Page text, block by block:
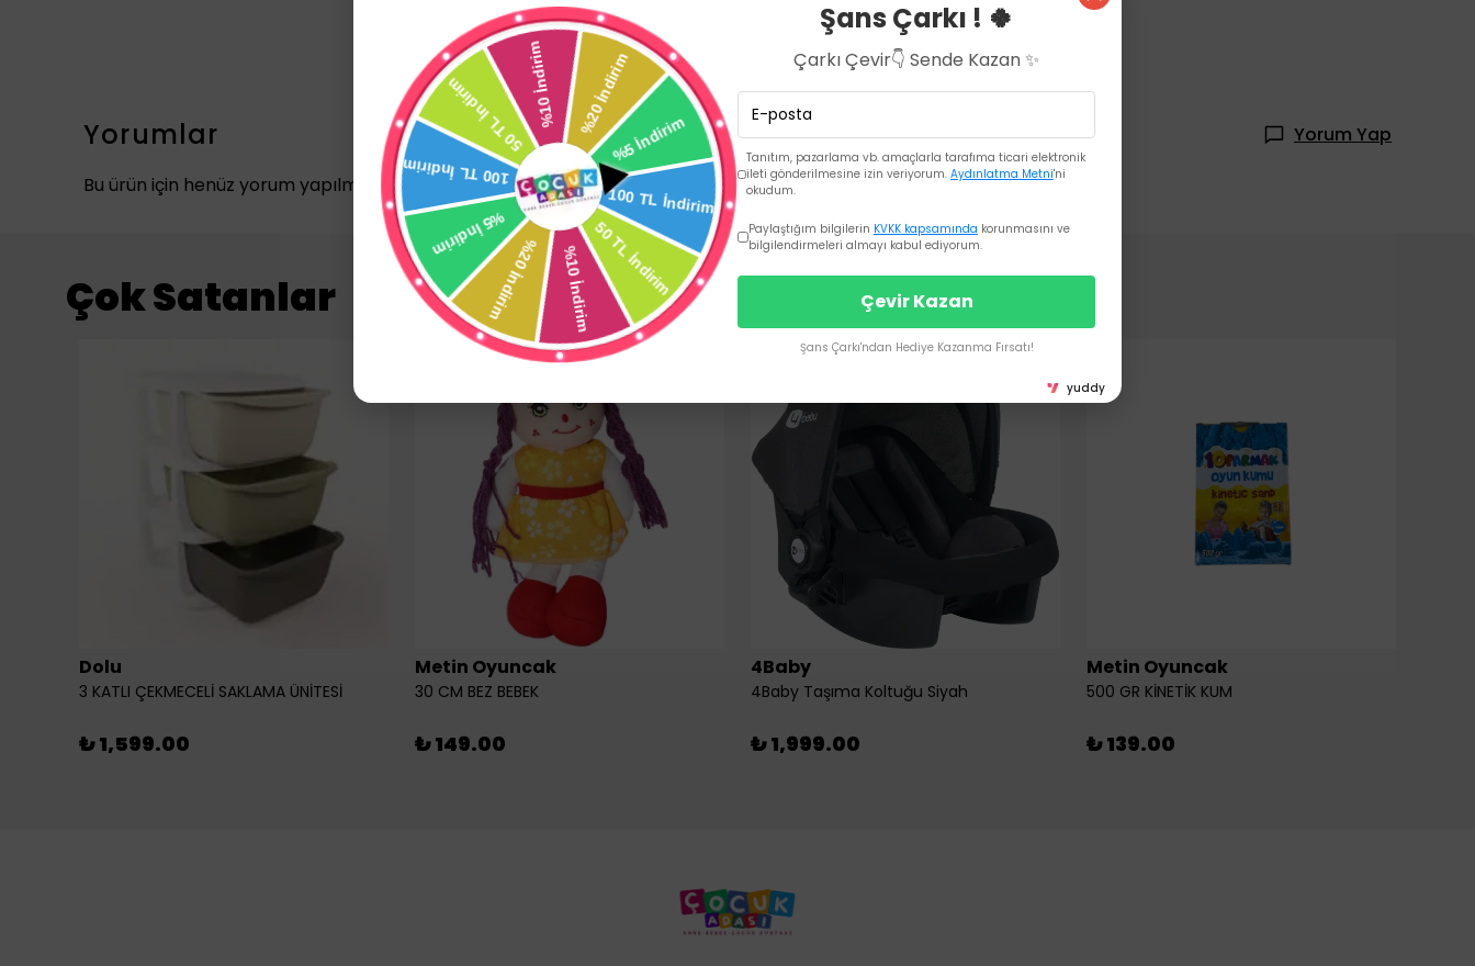
Yorumlar
Yorum Yap
Bu ürün için henüz yorum yapılmamış.
Çok Satanlar
Dolu
3 KATLI ÇEKMECELİ SAKLAMA ÜNİTESİ
₺ 1,599.00
Metin Oyuncak
30 CM BEZ BEBEK
₺ 149.00
4Baby
4Baby Taşıma Koltuğu Siyah
₺ 1,999.00
Metin Oyuncak
500 GR KİNETİK KUM
₺ 139.00
Şans Çarkı ! 🍀
Çarkı Çevir👇 Sende Kazan ✨
Tanıtım, pazarlama vb. amaçlarla tarafıma ticari elektronik
ileti gönderilmesine izin veriyorum. Aydınlatma Metni'ni
okudum.
Paylaştığım bilgilerin KVKK kapsamında korunmasını ve
bilgilendirmeleri almayı kabul ediyorum.
Çevir Kazan
Şans Çarkı'ndan Hediye Kazanma Fırsatı!
yuddy